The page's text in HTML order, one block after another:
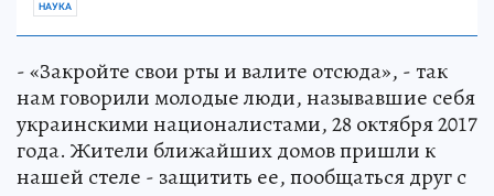
НАУКА
- «Закройте свои рты и валите отсюда», - так
нам говорили молодые люди, называвшие себя
украинскими националистами, 28 октября 2017
года. Жители ближайших домов пришли к
нашей стеле - защитить ее, пообщаться друг с